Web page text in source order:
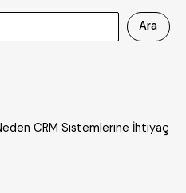
Ara
CRM Sistemlerine İhtiyaç